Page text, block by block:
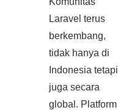
Laravel terus
berkembang,
tidak hanya di
Indonesia tetapi
juga secara
global. Platform